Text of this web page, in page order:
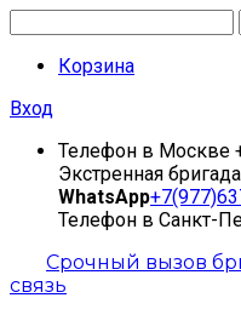
Корзина
Вход
Телефон в Москве
Экстренная бригада
WhatsApp
Телефон в Санкт-
Срочный вызов
связь